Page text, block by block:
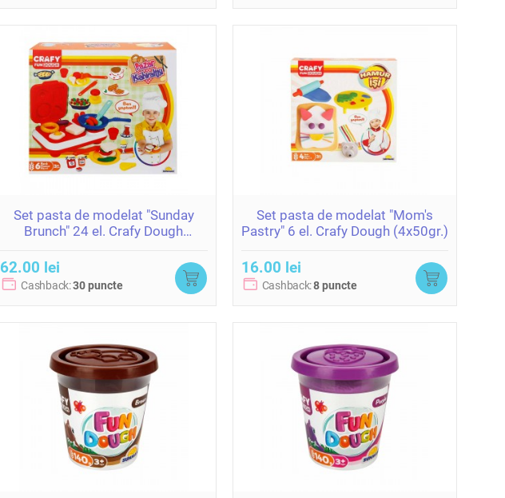
Set pasta de modelat "Sunday
Brunch" 24 el. Crafy Dough
62.00 lei
Cashback:30 puncte
Set pasta de modelat "Mom's
Pastry" 6 el. Crafy Dough (4x50gr.)
16.00 lei
Cashback:8 puncte